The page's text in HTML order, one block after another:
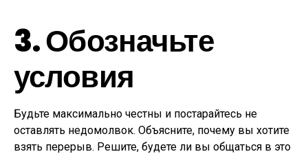
3. Обозначьте
условия
Будьте максимально честны и постарайтесь не
оставлять недомолвок. Объясните, почему вы хотите
взять перерыв. Решите, будете ли вы общаться в это